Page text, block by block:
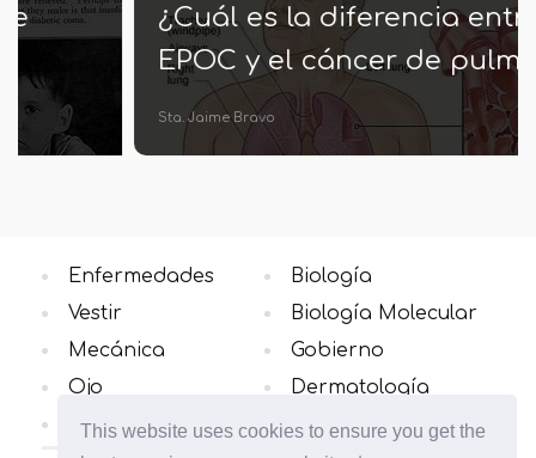
This website uses cookies to ensure you get the
¿Cuál es la diferencia entre la
EPOC y el cáncer de pulmón?
Sta. Jaime Bravo
Enfermedades
Vestir
Mecánica
Ojo
Neurología
Biología
Biología Molecular
Gobierno
Dermatología
Todas las categorias